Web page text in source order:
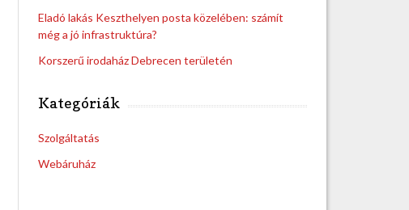
Eladó lakás Keszthelyen posta közelében: számít
még a jó infrastruktúra?
Korszerű irodaház Debrecen területén
Kategóriák
Szolgáltatás
Webáruház